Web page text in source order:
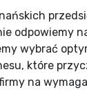
odpowiemy
wybrać
które
na